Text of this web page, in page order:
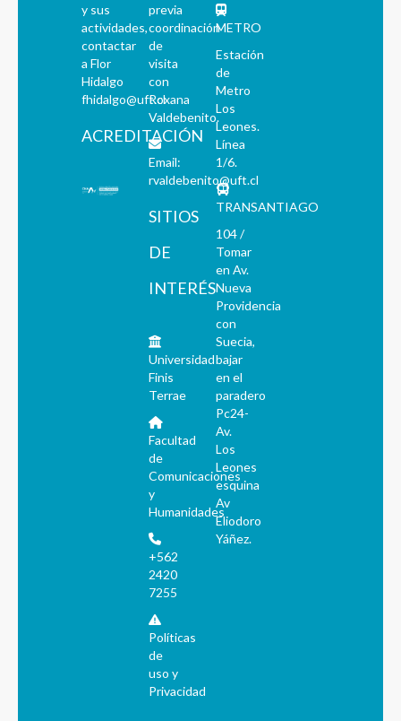
y sus
actividades,
contactar
a Flor
Hidalgo
fhidalgo@uft.cl
ACREDITACIÓN
previa
coordinación
de
visita
con
Roxana
Valdebenito.
Email:
rvaldebenito@uft.cl
SITIOS
DE
INTERÉS
Universidad
Finis
Terrae
Facultad
de
Comunicaciones
y
Humanidades
+562
2420
7255
Políticas
de
uso y
Privacidad
METRO
Estación
de
Metro
Los
Leones.
Línea
1/6.
TRANSANTIAGO
104 /
Tomar
en Av.
Nueva
Providencia
con
Suecia,
bajar
en el
paradero
Pc24-
Av.
Los
Leones
esquina
Av
Eliodoro
Yáñez.